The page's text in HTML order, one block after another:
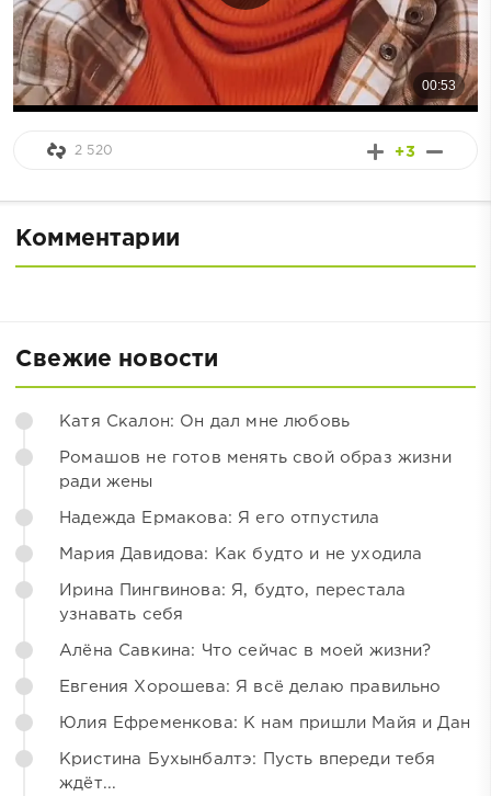
+3
2 520
Комментарии
Свежие новости
Катя Скалон: Он дал мне любовь
Ромашов не готов менять свой образ жизни
ради жены
Надежда Ермакова: Я его отпустила
Мария Давидова: Как будто и не уходила
Ирина Пингвинова: Я, будто, перестала
узнавать себя
Алёна Савкина: Что сейчас в моей жизни?
Евгения Хорошева: Я всё делаю правильно
Юлия Ефременкова: К нам пришли Майя и Дан
Кристина Бухынбалтэ: Пусть впереди тебя
ждёт...